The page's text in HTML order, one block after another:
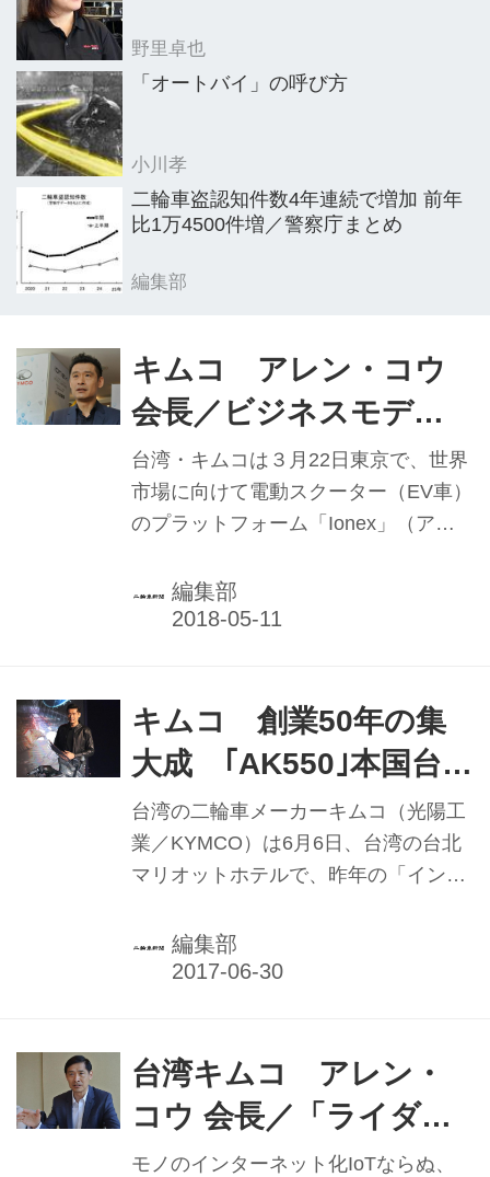
ずは台湾でEVスクーターを消費者...
野里卓也
「オートバイ」の呼び方
小川孝
二輪車盗認知件数4年連続で増加 前年
比1万4500件増／警察庁まとめ
編集部
キムコ アレン・コウ
会長／ビジネスモデル
模索もEV車プラットフ
ォーム柱に
台湾・キムコは３月22日東京で、世界
市場に向けて電動スクーター（EV車）
のプラットフォーム「Ionex」（アイ
ウ会長は24日に本紙の取材に応じ、ア
イオネックスにおける今後のインフラ
編集部
キムコ 創業50年の集
大成 ｢AK550｣本国台湾
で発表
台湾の二輪車メーカーキムコ（光陽工
業／KYMCO）は6月6日、台湾の台北
マリオットホテルで、昨年の「インタ
AK550およびRACING S150、NEW
MANY110の新車発表会を開いた。キ
AK550は「スーパーツーリング」をキ
ーワードに、新開発の550cc水冷並列2
気筒DOHCエンジンを搭載したキムコ
のフラッグシップモデル。創業50年の
編集部
台湾キムコ アレン・
コウ 会長／「ライダー
のIoVとは」描きたい
モノのインターネット化IoTならぬ、